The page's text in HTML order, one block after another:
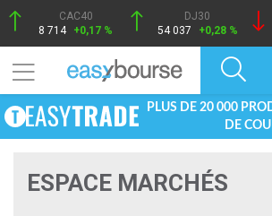
CAC40
8 714 +0,17 %
DJ30
54 037
+0,28 %
PLUS DE 20 000
DE
ESPACE MARCHÉS